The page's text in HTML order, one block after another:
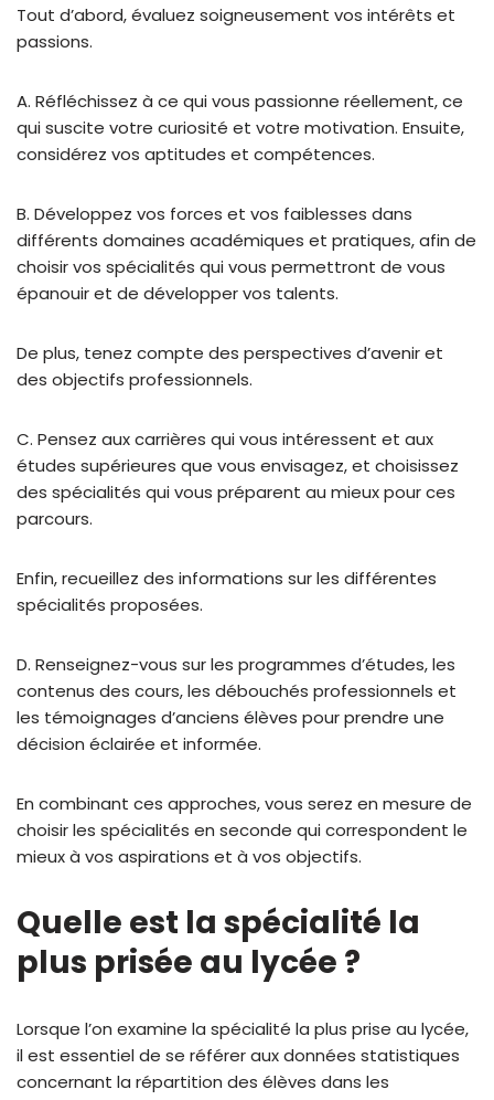
Tout d’abord, évaluez soigneusement vos intérêts et
passions.
A. Réfléchissez à ce qui vous passionne réellement, ce
qui suscite votre curiosité et votre motivation. Ensuite,
considérez vos aptitudes et compétences.
B. Développez vos forces et vos faiblesses dans
différents domaines académiques et pratiques, afin de
choisir vos spécialités qui vous permettront de vous
épanouir et de développer vos talents.
De plus, tenez compte des perspectives d’avenir et
des objectifs professionnels.
C. Pensez aux carrières qui vous intéressent et aux
études supérieures que vous envisagez, et choisissez
des spécialités qui vous préparent au mieux pour ces
parcours.
Enfin, recueillez des informations sur les différentes
spécialités proposées.
D. Renseignez-vous sur les programmes d’études, les
contenus des cours, les débouchés professionnels et
les témoignages d’anciens élèves pour prendre une
décision éclairée et informée.
En combinant ces approches, vous serez en mesure de
choisir les spécialités en seconde qui correspondent le
mieux à vos aspirations et à vos objectifs.
Quelle est la spécialité la
plus prisée au lycée ?
Lorsque l’on examine la spécialité la plus prise au lycée,
il est essentiel de se référer aux données statistiques
concernant la répartition des élèves dans les